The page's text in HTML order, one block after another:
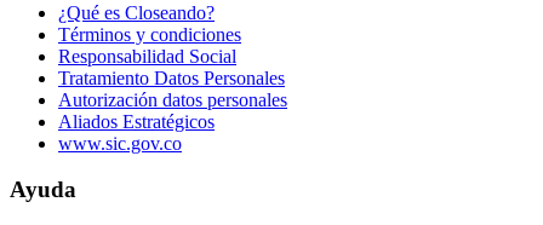
¿Qué es Closeando?
Términos y condiciones
Responsabilidad Social
Tratamiento Datos Personales
Autorización datos personales
Aliados Estratégicos
www.sic.gov.co
Ayuda